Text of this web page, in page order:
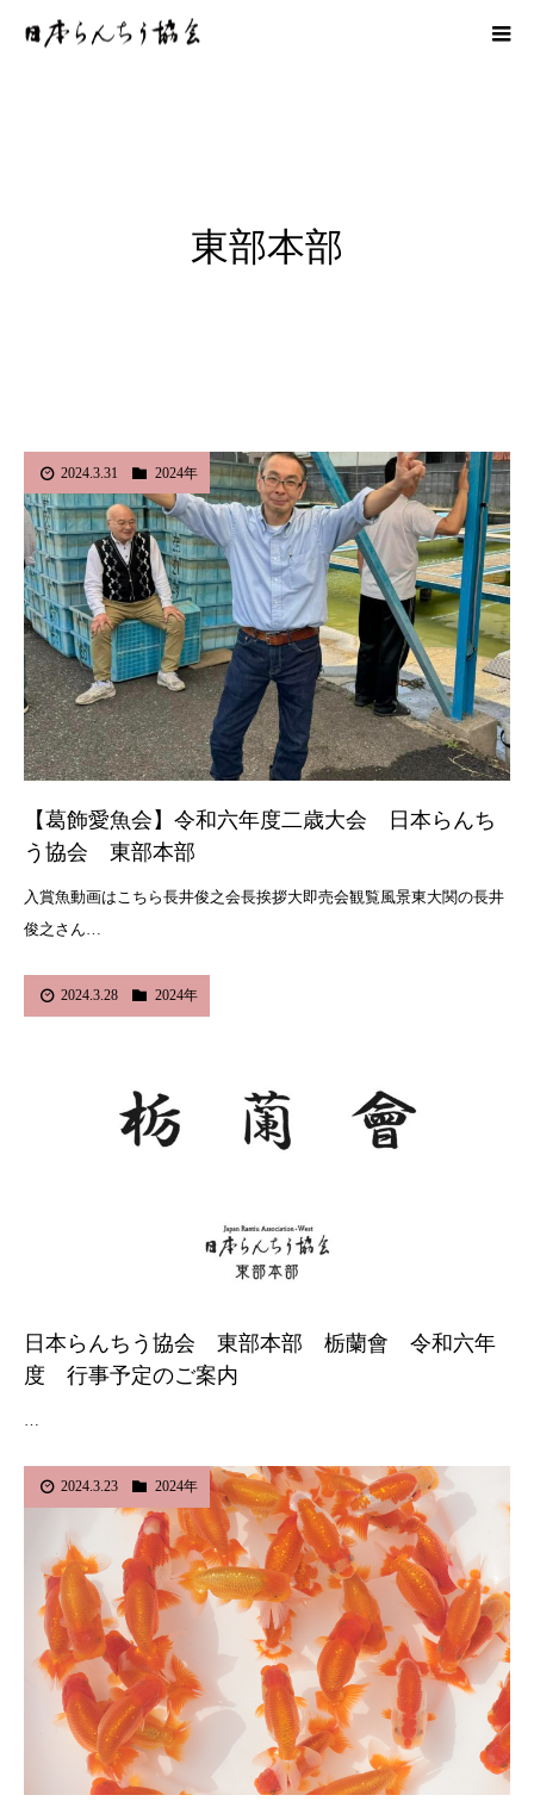
東部本部
2024.3.31 2024年
【葛飾愛魚会】令和六年度二歳大会 日本らんち
う協会 東部本部
入賞魚動画はこちら長井俊之会長挨拶大即売会観覧風景東大関の長井
俊之さん…
2024.3.28 2024年
日本らんちう協会 東部本部 栃蘭會 令和六年
度 行事予定のご案内
2024.3.23 2024年